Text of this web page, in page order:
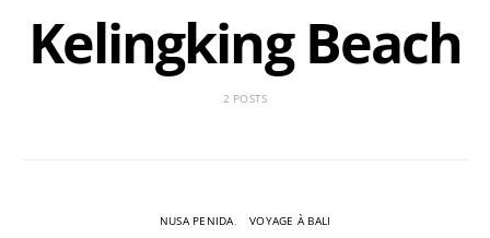
Kelingking Beach
2 POSTS
NUSA PENIDA VOYAGE À BALI